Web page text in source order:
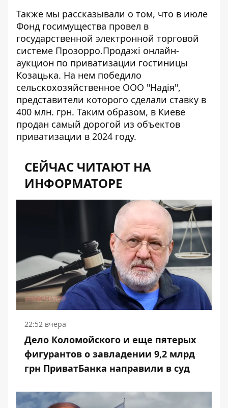
Также мы рассказывали о том, что в июле
Фонд госимущества провел в
государственной электронной торговой
системе Прозорро.Продажі онлайн-
аукцион по приватизации гостиницы
Козацька. На нем победило
сельскохозяйственное ООО "Надія",
представители которого сделали ставку в
400 млн. грн. Таким образом, в Киеве
продан самый дорогой из объектов
приватизации в 2024 году.
СЕЙЧАС ЧИТАЮТ НА
ИНФОРМАТОРЕ
22:52 вчера
Дело Коломойского и еще пятерых
фигурантов о завладении 9,2 млрд
грн ПриватБанка направили в суд